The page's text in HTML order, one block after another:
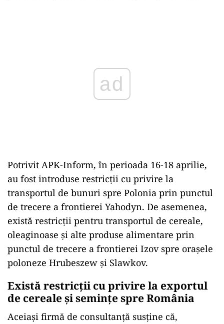
ad
Potrivit APK-Inform, în perioada 16-18 aprilie,
au fost introduse restricţii cu privire la
transportul de bunuri spre Polonia prin punctul
de trecere a frontierei Yahodyn. De asemenea,
există restricţii pentru transportul de cereale,
oleaginoase şi alte produse alimentare prin
punctul de trecere a frontierei Izov spre oraşele
poloneze Hrubeszew şi Slawkov.
Există restricţii cu privire la exportul
de cereale şi seminţe spre România
Aceiaşi firmă de consultanţă susţine că,